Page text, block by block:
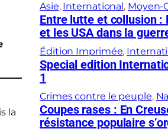
la
Asie, International, Moyen-
Entre lutte et collusion :
et les USA dans la
Édition Imprimée,
Special edition
1
Crimes contre le peuple,
Coupes rases : En
résistance populaire